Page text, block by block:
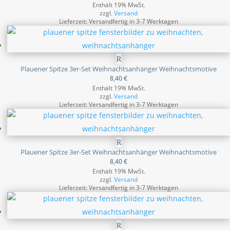
Enthält 19% MwSt.
zzgl.Versand
Lieferzeit: Versandfertig in 3-7 Werktagen
Plauener Spitze 3er-Set Weihnachtsanhänger Weihnachtsmotive
8,40€
Enthält 19% MwSt.
zzgl.Versand
Lieferzeit: Versandfertig in 3-7 Werktagen
Plauener Spitze 3er-Set Weihnachtsanhänger Weihnachtsmotive
8,40€
Enthält 19% MwSt.
zzgl.Versand
Lieferzeit: Versandfertig in 3-7 Werktagen